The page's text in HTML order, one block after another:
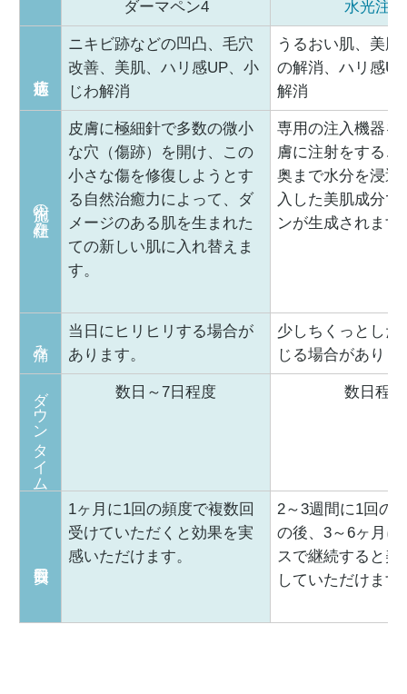
ダーマペン4 水光注射
ニキビ跡などの凹凸、毛穴
改善、美肌、ハリ感UP、小
じわ解消
うるおい肌、美肌
の解消、ハリ感
解消
施術の仕組み
皮膚に極細針で多数の微小
な穴（傷跡）を開け、この
小さな傷を修復しようとす
る自然治癒力によって、ダ
メージのある肌を生まれた
ての新しい肌に入れ替えま
す。
専用の注入機器を
膚に注射をするこ
奥まで水分を浸透
入した美肌成分で
ンが生成されます
痛み
当日にヒリヒリする場合が
あります。
少しちくっとした
じる場合がありま
ダウンタイム 数日～7日程度 数日程度
1ヶ月に1回の頻度で複数回
受けていただくと効果を実
感いただけます。
2～3週間に1回の
の後、3～6ヶ月に
スで継続すると美
していただけます